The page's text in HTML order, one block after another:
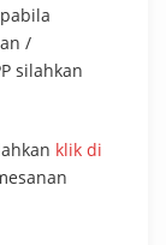
/
silahkan
klik di